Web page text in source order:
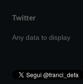
Twitter
Any data to display